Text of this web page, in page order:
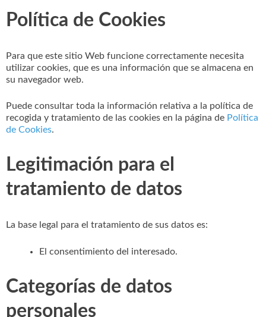
Política de Cookies
Para que este sitio Web funcione correctamente necesita
utilizar cookies, que es una información que se almacena en
su navegador web.
Puede consultar toda la información relativa a la política de
recogida y tratamiento de las cookies en la página de Política
de Cookies.
Legitimación para el
tratamiento de datos
La base legal para el tratamiento de sus datos es:
El consentimiento del interesado.
Categorías de datos
personales